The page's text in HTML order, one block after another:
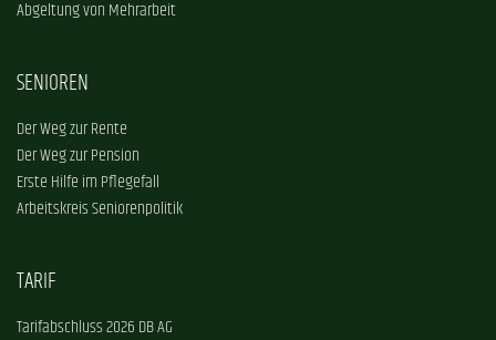
Abgeltung von Mehrarbeit
SENIOREN
Der Weg zur Rente
Der Weg zur Pension
Erste Hilfe im Pflegefall
Arbeitskreis Seniorenpolitik
TARIF
Tarifabschluss 2026 DB AG